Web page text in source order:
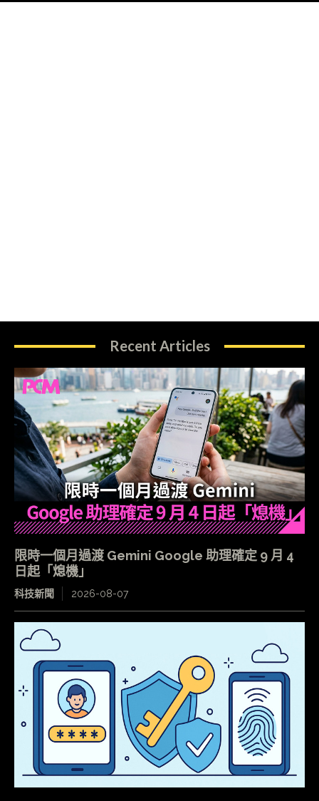
Recent Articles
限時一個月過渡 Gemini Google 助理確定 9 月 4
日起「熄機」
科技新聞 2026-08-07